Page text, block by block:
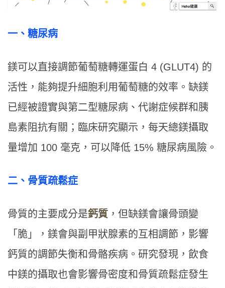
一、糖尿病
鎂可以直接調節葡萄糖轉運蛋白 4 (GLUT4) 的
活性，能夠提升細胞利用葡萄糖的效率。缺鎂
已經被證實與第二型糖尿病、代謝症候群和胰
島素阻抗有關；臨床研究顯示，每天總鎂攝取
量增加 100 毫克，可以降低 15% 糖尿病風險。
二、骨質疏鬆症
骨質的主要成分是鈣質 ，但缺鎂會讓骨頭變
「脆」，鎂會與副甲狀腺素的互相調節，影響
鈣質的調節失衡和骨骼疾病。研究發現，飲食
中鎂的攝取也會影響骨密度和骨質疏鬆症發生